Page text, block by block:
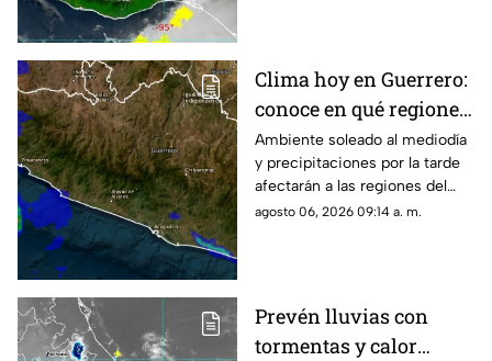
Clima hoy en Guerrero:
conoce en qué regiones
se esperan lluvias
Ambiente soleado al mediodía
y precipitaciones por la tarde
afectarán a las regiones del
estado; monitorean un sistema
agosto 06, 2026 09:14 a. m.
Prevén lluvias con
tormentas y calor